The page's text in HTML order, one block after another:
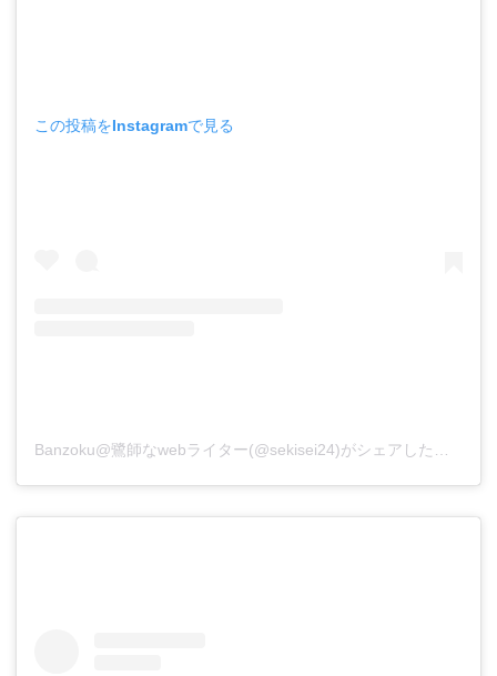
この投稿をInstagramで見る